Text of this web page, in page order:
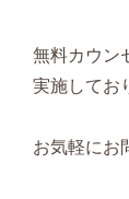
無料カウン
実施してお
お気軽にお